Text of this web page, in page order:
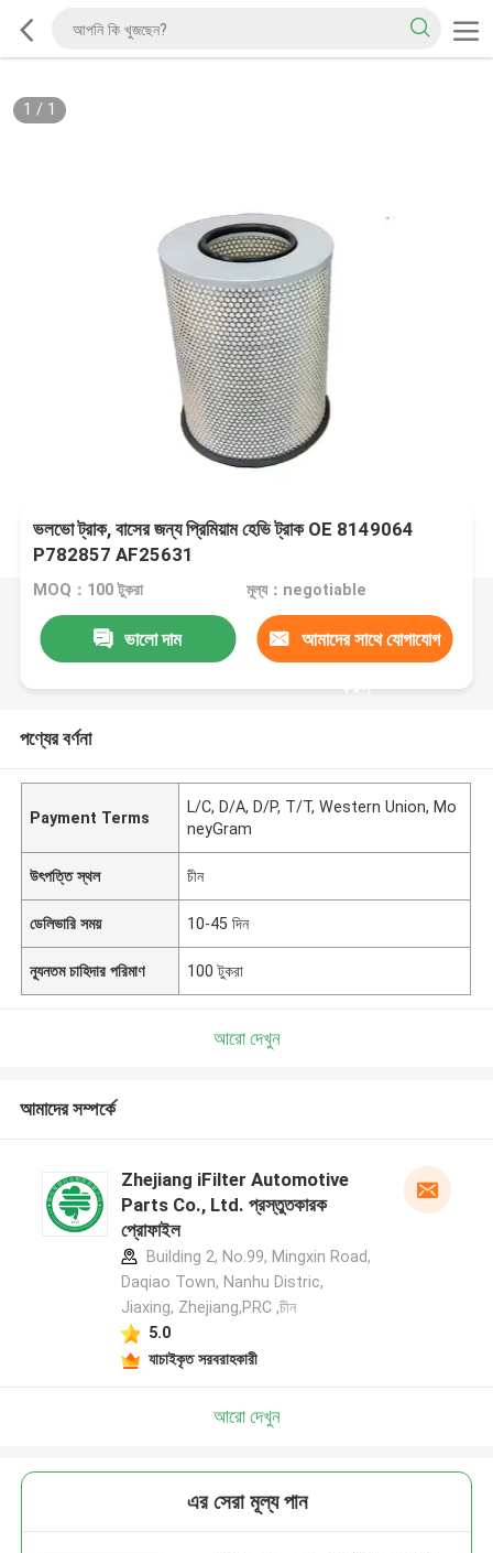
1 / 1
ভলভো ট্রাক, বাসের জন্য প্রিমিয়াম হেভি ট্রাক OE 8149064
P782857 AF25631
MOQ：100 টুকরা মূল্য：negotiable
ভালো দাম আমাদের সাথে যোগাযোগ
করুন
পণ্যের বর্ণনা
Payment Terms
L/C, D/A, D/P, T/T, Western Union, Mo
neyGram
উৎপত্তি স্থল চীন
ডেলিভারি সময় 10-45 দিন
ন্যূনতম চাহিদার পরিমাণ 100 টুকরা
আরো দেখুন
আমাদের সম্পর্কে
Zhejiang iFilter Automotive
Parts Co., Ltd. প্রস্তুতকারক
প্রোফাইল
Building 2, No.99, Mingxin Road,
Daqiao Town, Nanhu Distric,
Jiaxing, Zhejiang,PRC ,চীন
5.0
যাচাইকৃত সরবরাহকারী
আরো দেখুন
এর সেরা মূল্য পান